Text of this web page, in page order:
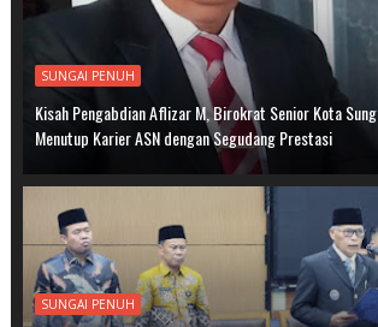
SUNGAI PENUH
Kisah Pengabdian Aflizar M, Birokrat Senior Kota
Menutup Karier ASN dengan Segudang Prestasi
SUNGAI PENUH